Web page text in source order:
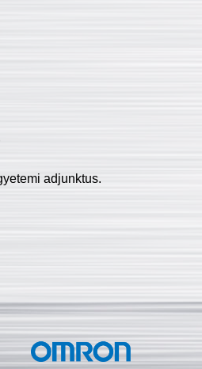
adjunktus.